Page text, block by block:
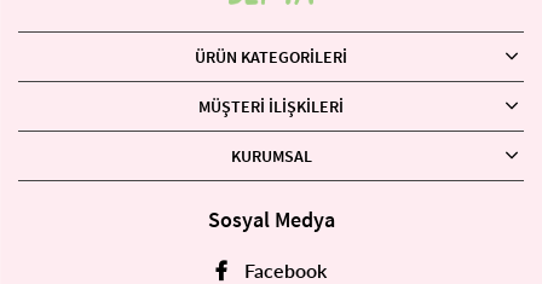
ÜRÜN KATEGORILERI
MÜŞTERI İLIŞKILERI
KURUMSAL
Sosyal Medya
Facebook